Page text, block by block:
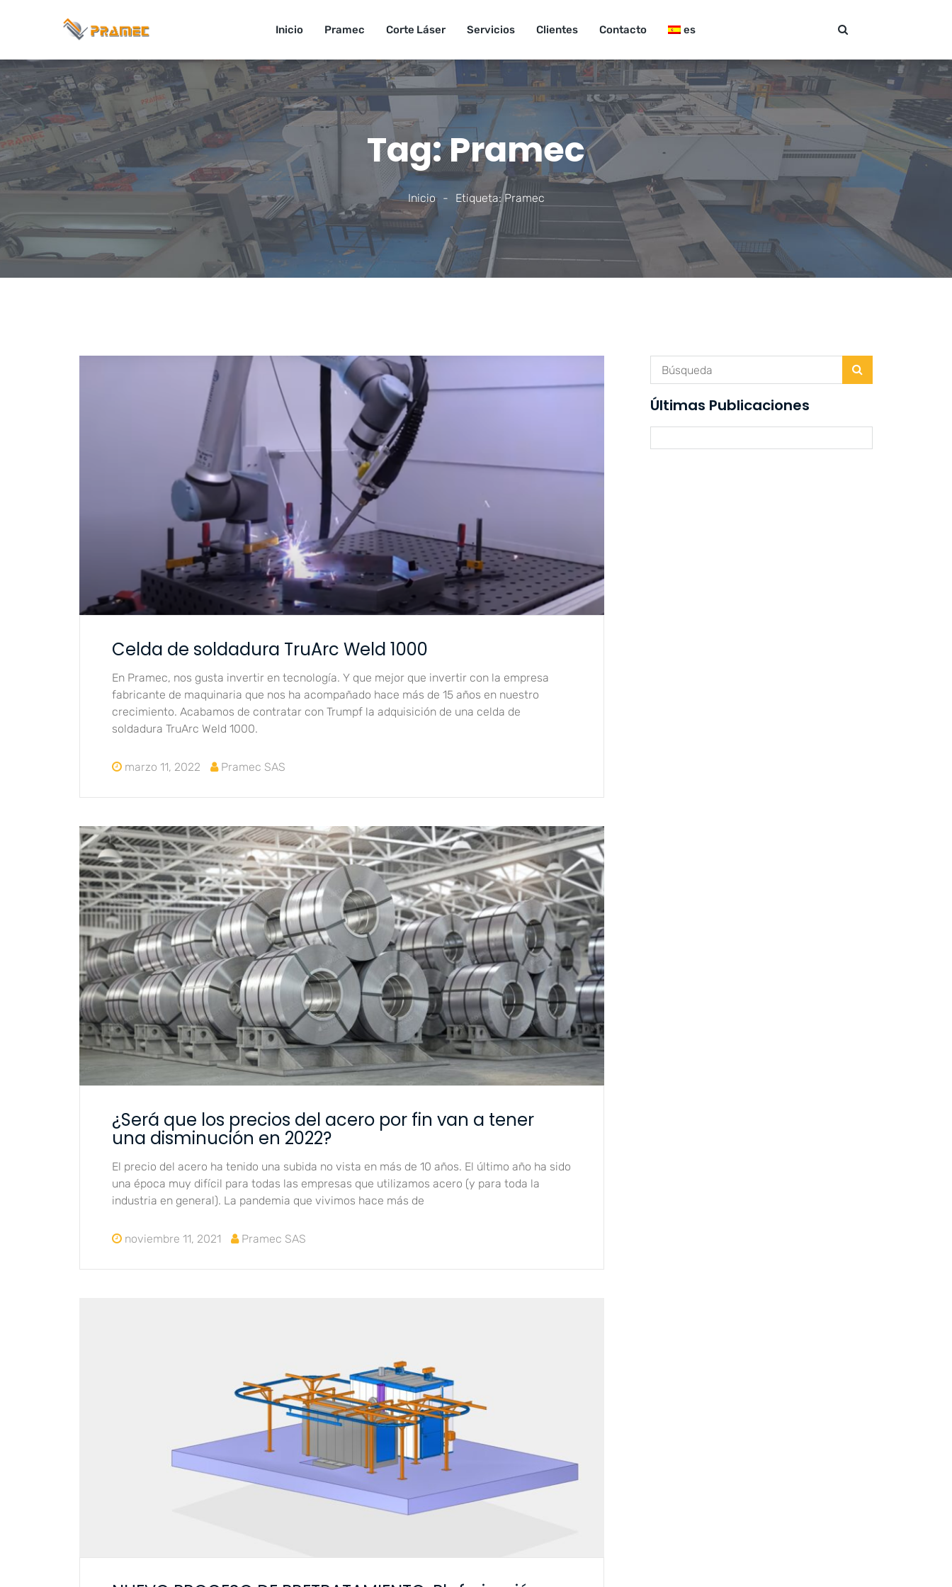
Inicio Pramec Corte Láser Servicios Clientes Contacto es
Tag: Pramec
Inicio - Etiqueta: Pramec
Celda de soldadura TruArc Weld 1000
En Pramec, nos gusta invertir en tecnología. Y que mejor que invertir con la empresa
fabricante de maquinaria que nos ha acompañado hace más de 15 años en nuestro
crecimiento. Acabamos de contratar con Trumpf la adquisición de una celda de
soldadura TruArc Weld 1000.
marzo 11, 2022 Pramec SAS
¿Será que los precios del acero por fin van a tener
una disminución en 2022?
El precio del acero ha tenido una subida no vista en más de 10 años. El último año ha sido
una época muy difícil para todas las empresas que utilizamos acero (y para toda la
industria en general). La pandemia que vivimos hace más de
noviembre 11, 2021 Pramec SAS
Últimas Publicaciones